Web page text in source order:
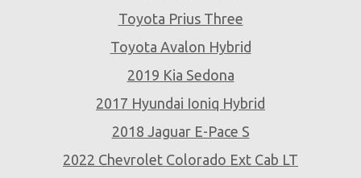
Toyota Prius Three
Toyota Avalon Hybrid
2019 Kia Sedona
2017 Hyundai Ioniq Hybrid
2018 Jaguar E-Pace S
2022 Chevrolet Colorado Ext Cab LT